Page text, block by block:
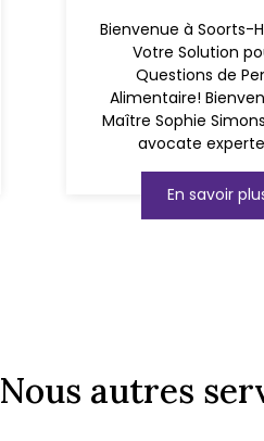
Bienvenue à Soorts-
Votre Solution
Questions de
Alimentaire!
Maître Sophie
avocate experte
En savoir
Nous autres